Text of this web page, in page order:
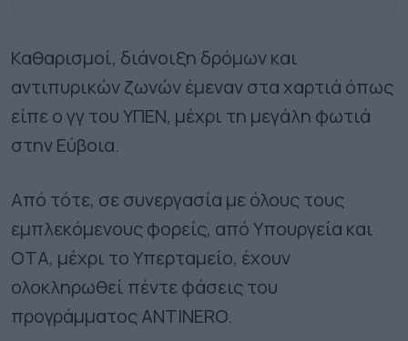
Καθαρισμοί, διάνοιξη δρόμων και
αντιπυρικών ζωνών έμεναν στα χαρτιά όπως
είπε ο γγ του ΥΠΕΝ, μέχρι τη μεγάλη φωτιά
στην Εύβοια.
Από τότε, σε συνεργασία με όλους τους
εμπλεκόμενους φορείς, από Υπουργεία και
ΟΤΑ, μέχρι το Υπερταμείο, έχουν
ολοκληρωθεί πέντε φάσεις του
προγράμματος ANTINERO.